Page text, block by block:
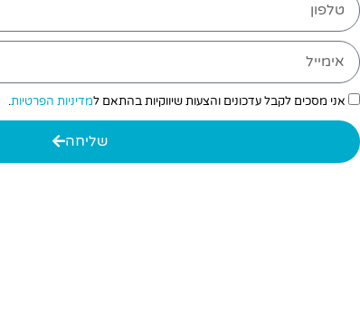
אני מסכים לקבל עדכונים והצעות שיווקיות בהתאם למדיניות הפרטיות.
שליחה